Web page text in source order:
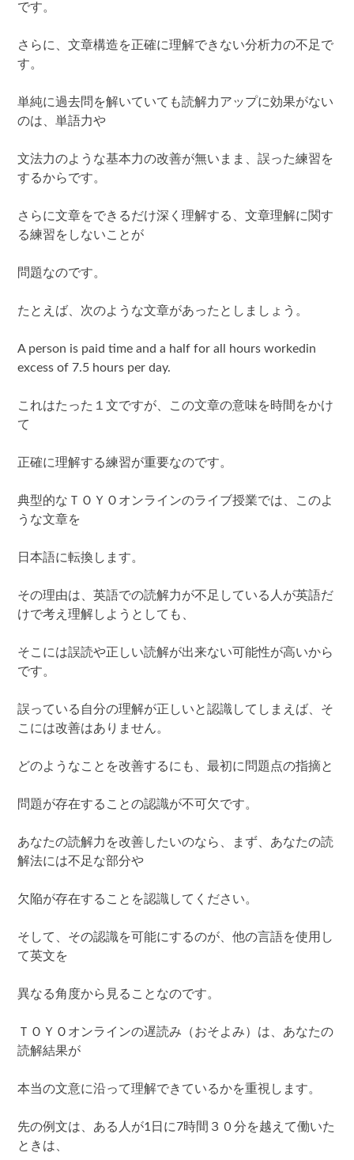
です。
さらに、文章構造を正確に理解できない分析力の不足で
す。
単純に過去問を解いていても読解力アップに効果がない
のは、単語力や
文法力のような基本力の改善が無いまま、誤った練習を
するからです。
さらに文章をできるだけ深く理解する、文章理解に関す
る練習をしないことが
問題なのです。
たとえば、次のような文章があったとしましょう。
A person is paid time and a half for all hours workedin
excess of 7.5 hours per day.
これはたった１文ですが、この文章の意味を時間をかけ
て
正確に理解する練習が重要なのです。
典型的なＴＯＹＯオンラインのライブ授業では、このよ
うな文章を
日本語に転換します。
その理由は、英語での読解力が不足している人が英語だ
けで考え理解しようとしても、
そこには誤読や正しい読解が出来ない可能性が高いから
です。
誤っている自分の理解が正しいと認識してしまえば、そ
こには改善はありません。
どのようなことを改善するにも、最初に問題点の指摘と
問題が存在することの認識が不可欠です。
あなたの読解力を改善したいのなら、まず、あなたの読
解法には不足な部分や
欠陥が存在することを認識してください。
そして、その認識を可能にするのが、他の言語を使用し
て英文を
異なる角度から見ることなのです。
ＴＯＹＯオンラインの遅読み（おそよみ）は、あなたの
読解結果が
本当の文意に沿って理解できているかを重視します。
先の例文は、ある人が1日に7時間３０分を越えて働いた
ときは、